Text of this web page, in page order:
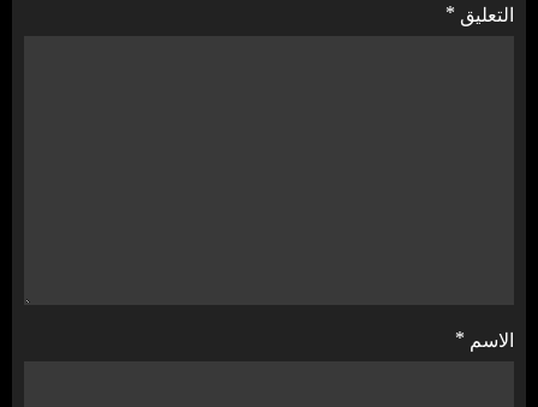
التعليق *
الاسم *